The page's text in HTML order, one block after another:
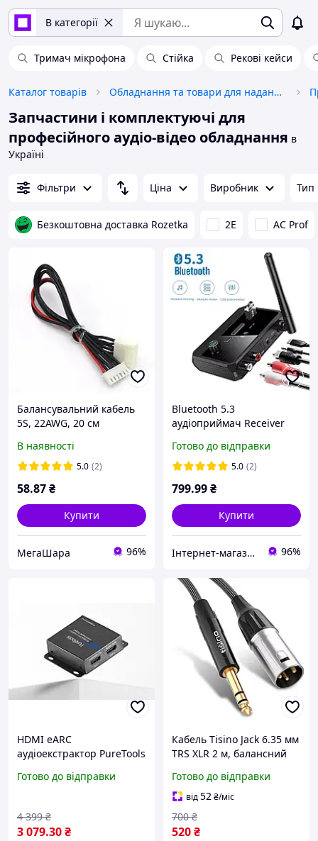
В категорії
Тримач мікрофона Стійка Рекові кейси
Каталог товарів Обладнання та товари для надання послуг
Запчастини і комплектуючі для
професійного аудіо-відео обладнання в
Україні
Фільтри Ціна Виробник Тип
Безкоштовна доставка Rozetka 2E AC Prof
Балансувальний кабель
5S, 22AWG, 20 см
В наявності
5.0 (2)
58.87₴
Купити
МегаШара 96%
Bluetooth 5.3
аудіоприймач Receiver
3.5mm AUX
Готово до відправки
5.0 (2)
799.99₴
Купити
Інтернет-магазин РозвивайКа 96%
HDMI eARC
аудіоекстрактор PureTools
4K 60Hz Dolby Atmos DTS-
Готово до відправки
3 079.30₴
4 399 ₴
Кабель Tisino Jack 6.35 мм
TRS XLR 2 м, балансний
для мікшера, колонок,
студії
Готово до відправки
від52₴/міс
520₴
700 ₴